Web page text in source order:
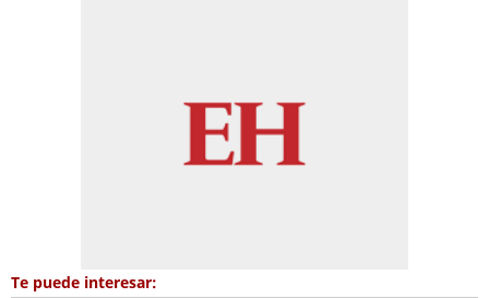
Te puede interesar: